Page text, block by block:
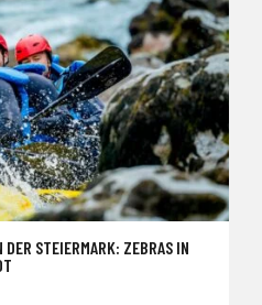
DER STEIERMARK: ZEBRAS IN